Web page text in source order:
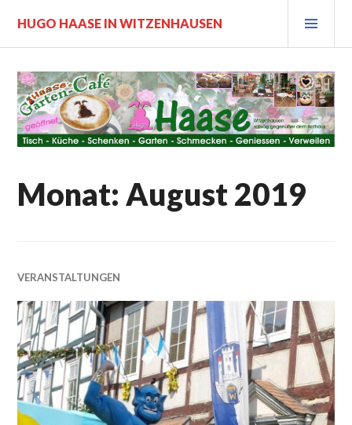
Inhalt
springen
HUGO HAASE IN WITZENHAUSEN
Monat: August 2019
VERANSTALTUNGEN